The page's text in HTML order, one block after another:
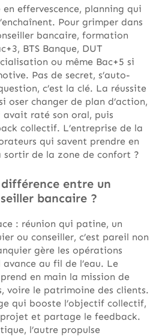
effervescence, planning qui
Pour grimper dans
bancaire, formation
BTS Banque, DUT
ou même Bac+5 si
Pas de secret, s’auto-
c’est la clé. La réussite
oser changer de plan d’action,
avait raté son oral, puis
collectif. L’entreprise de la
qui savent prendre en
sortir de la zone de confort ?
entre un
bancaire ?
: réunion qui patine, un
ou conseiller, c’est pareil non
gère les opérations
au fil de l’eau. Le
en main la mission de
voire le patrimoine des clients.
qui booste l’objectif collectif,
et partage le feedback.
l’autre propulse